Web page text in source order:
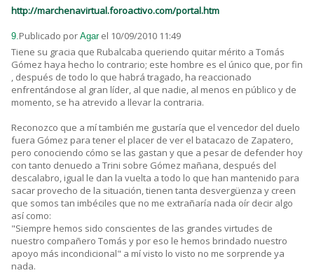
http://marchenavirtual.foroactivo.com/portal.htm
9. Publicado por Agar el 10/09/2010 11:49
Tiene su gracia que Rubalcaba queriendo quitar mérito a Tomás
Gómez haya hecho lo contrario; este hombre es el único que, por fin
, después de todo lo que habrá tragado, ha reaccionado
enfrentándose al gran líder, al que nadie, al menos en público y de
momento, se ha atrevido a llevar la contraria.
Reconozco que a mí también me gustaría que el vencedor del duelo
fuera Gómez para tener el placer de ver el batacazo de Zapatero,
pero conociendo cómo se las gastan y que a pesar de defender hoy
con tanto denuedo a Trini sobre Gómez mañana, después del
descalabro, igual le dan la vuelta a todo lo que han mantenido para
sacar provecho de la situación, tienen tanta desvergüenza y creen
que somos tan imbéciles que no me extrañaría nada oír decir algo
así como:
"Siempre hemos sido conscientes de las grandes virtudes de
nuestro compañero Tomás y por eso le hemos brindado nuestro
apoyo más incondicional" a mí visto lo visto no me sorprende ya
nada.